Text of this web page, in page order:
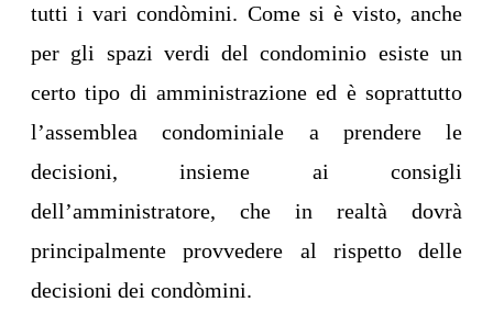
tutti i vari condòmini. Come si è visto, anche
per gli spazi verdi del condominio esiste un
certo tipo di amministrazione ed è soprattutto
l’assemblea condominiale a prendere le
decisioni, insieme ai consigli
dell’amministratore, che in realtà dovrà
principalmente provvedere al rispetto delle
decisioni dei condòmini.